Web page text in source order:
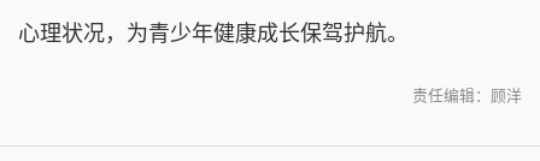
心理状况，为青少年健康成长保驾护航。
责任编辑：顾洋